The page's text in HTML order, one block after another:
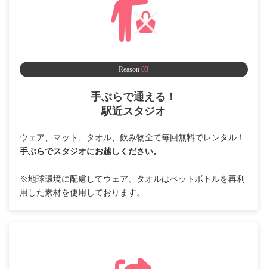
Reason 03
手ぶらで通える！
駅近スタジオ
ウェア、マット、タオル、飲み物全て毎回無料でレンタル！
手ぶらでスタジオにお越しください。
※地球環境に配慮してウェア、タオルはペットボトルを再利
用した素材を使用しております。